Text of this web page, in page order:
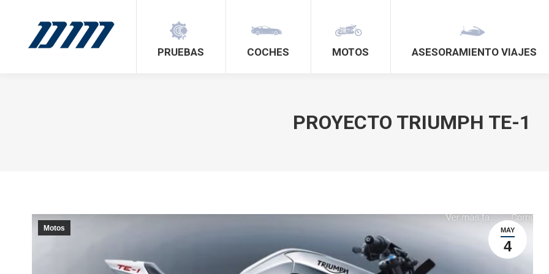
PRUEBAS COCHES MOTOS ASESORAMIENTO VIAJES
PROYECTO TRIUMPH TE-1
MAY
4
Motos